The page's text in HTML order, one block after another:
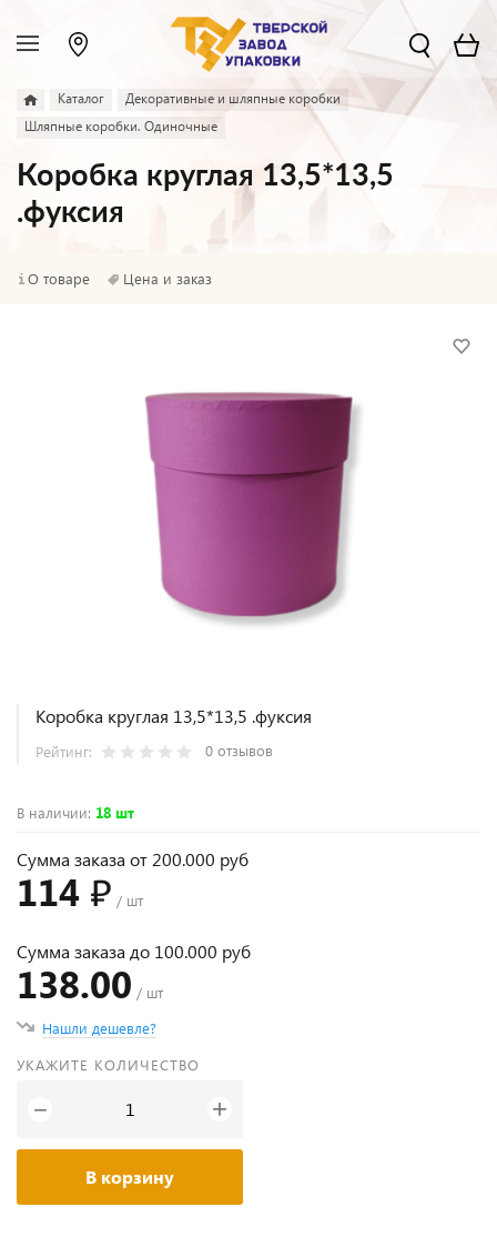
Каталог
Декоративные и шляпные коробки
Шляпные коробки. Одиночные
Коробка круглая 13,5*13,5
.фуксия
О товаре Цена и заказ
Коробка круглая 13,5*13,5 .фуксия
Рейтинг: 0 отзывов
В наличии: 18 шт
Сумма заказа от 200.000 руб
114 ₽ / шт
Сумма заказа до 100.000 руб
138.00 / шт
Нашли дешевле?
УКАЖИТЕ КОЛИЧЕСТВО
− +
В корзину